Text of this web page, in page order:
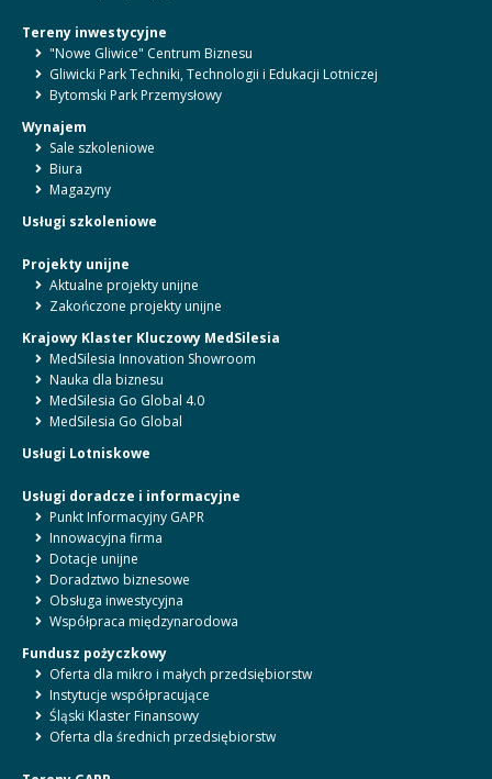
Tereny inwestycyjne
"Nowe Gliwice" Centrum Biznesu
Gliwicki Park Techniki, Technologii i Edukacji Lotniczej
Bytomski Park Przemysłowy
Wynajem
Sale szkoleniowe
Biura
Magazyny
Usługi szkoleniowe
Projekty unijne
Aktualne projekty unijne
Zakończone projekty unijne
Krajowy Klaster Kluczowy MedSilesia
MedSilesia Innovation Showroom
Nauka dla biznesu
MedSilesia Go Global 4.0
MedSilesia Go Global
Usługi Lotniskowe
Usługi doradcze i informacyjne
Punkt Informacyjny GAPR
Innowacyjna firma
Dotacje unijne
Doradztwo biznesowe
Obsługa inwestycyjna
Współpraca międzynarodowa
Fundusz pożyczkowy
Oferta dla mikro i małych przedsiębiorstw
Instytucje współpracujące
Śląski Klaster Finansowy
Oferta dla średnich przedsiębiorstw